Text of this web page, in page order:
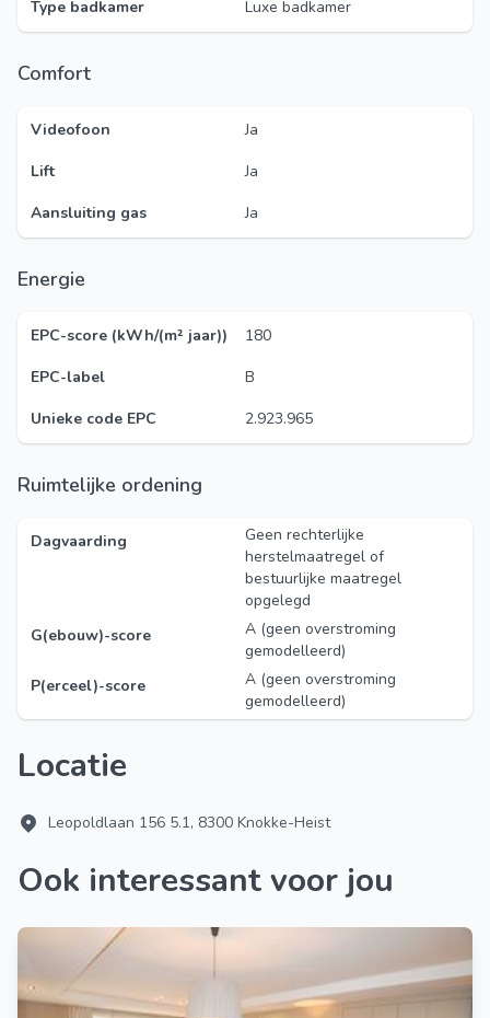
Type badkamer Luxe badkamer
Comfort
Videofoon
Ja
Lift
Ja
Aansluiting gas
Ja
Energie
EPC-score (kWh/(m² jaar))
180
EPC-label
B
Unieke code EPC
2.923.965
Ruimtelijke ordening
Dagvaarding
Geen rechterlijke
herstelmaatregel of
bestuurlijke maatregel
opgelegd
G(ebouw)-score
A (geen overstroming
gemodelleerd)
P(erceel)-score
A (geen overstroming
gemodelleerd)
Locatie
Leopoldlaan 156 5.1, 8300 Knokke-Heist
Ook interessant voor jou